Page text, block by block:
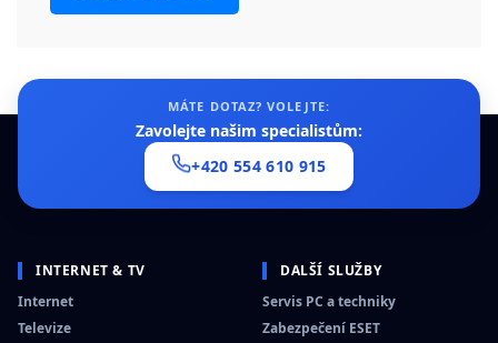
MÁTE DOTAZ? VOLEJTE:
Zavolejte našim specialistům:
+420 554 610 915
INTERNET & TV
Internet
Televize
DALŠÍ SLUŽBY
Servis PC a techniky
Zabezpečení ESET